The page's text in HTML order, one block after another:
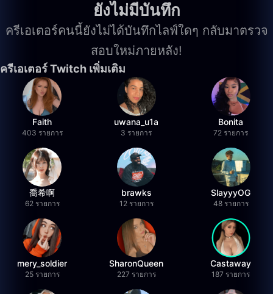
ยังไม่มีบันทึก
ครีเอเตอร์คนนี้ยังไม่ได้บันทึกไลฟ์ใดๆ กลับมาตรวจ
สอบใหม่ภายหลัง!
ครีเอเตอร์ Twitch เพิ่มเติม
Faith
403 รายการ
uwana_u1a
3 รายการ
Bonita
72 รายการ
喬希啊
62 รายการ
brawks
12 รายการ
SlayyyOG
48 รายการ
mery_soldier
25 รายการ
SharonQueen
227 รายการ
Castaway
187 รายการ